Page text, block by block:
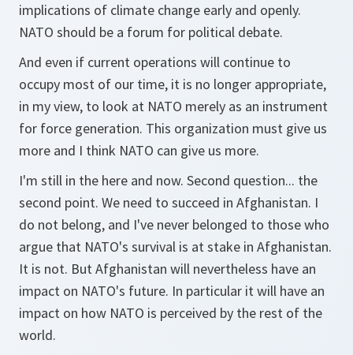
implications of climate change early and openly.
NATO should be a forum for political debate.
And even if current operations will continue to
occupy most of our time, it is no longer appropriate,
in my view, to look at NATO merely as an instrument
for force generation. This organization must give us
more and I think NATO can give us more.
I'm still in the here and now. Second question... the
second point. We need to succeed in Afghanistan. I
do not belong, and I've never belonged to those who
argue that NATO's survival is at stake in Afghanistan.
It is not. But Afghanistan will nevertheless have an
impact on NATO's future. In particular it will have an
impact on how NATO is perceived by the rest of the
world.